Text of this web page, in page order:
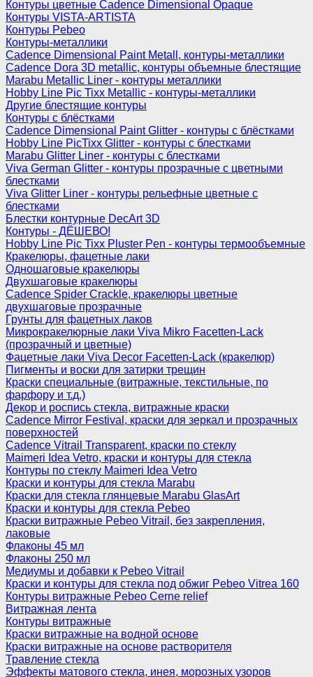
Контуры цветные Cadence Dimensional Opaque
Контуры VISTA-ARTISTA
Контуры Pebeo
Контуры-металлики
Cadence Dimensional Paint Metall, контуры-металлики
Cadence Dora 3D metallic, контуры объемные блестящие
Marabu Metallic Liner - контуры металлики
Hobby Line Pic Tixx Metallic - контуры-металлики
Другие блестящие контуры
Контуры с блёстками
Cadence Dimensional Paint Glitter - контуры с блёстками
Hobby Line PicTixx Glitter - контуры с блестками
Marabu Glitter Liner - контуры с блестками
Viva German Glitter - контуры прозрачные с цветными
блестками
Viva Glitter Liner - контуры рельефные цветные с
блестками
Блестки контурные DecArt 3D
Контуры - ДЁШЕВО!
Hobby Line Pic Tixx Pluster Pen - контуры термообъемные
Кракелюры, фацетные лаки
Одношаговые кракелюры
Двухшаговые кракелюры
Cadence Spider Crackle, кракелюры цветные
двухшаговые прозрачные
Грунты для фацетных лаков
Микрокракелюрные лаки Viva Mikro Facetten-Lack
(прозрачный и цветные)
Фацетные лаки Viva Decor Facetten-Lack (кракелюр)
Пигменты и воски для затирки трещин
Краски специальные (витражные, текстильные, по
фарфору и т.д.)
Декор и роспись стекла, витражные краски
Cadence Mirror Festival, краски для зеркал и прозрачных
поверхностей
Cadence Vitrail Transparent, краски по стеклу
Maimeri Idea Vetro, краски и контуры для стекла
Контуры по стеклу Maimeri Idea Vetro
Краски и контуры для стекла Marabu
Краски для стекла глянцевые Marabu GlasArt
Краски и контуры для стекла Pebeo
Краски витражные Pebeo Vitrail, без закрепления,
лаковые
Флаконы 45 мл
Флаконы 250 мл
Медиумы и добавки к Pebeo Vitrail
Краски и контуры для стекла под обжиг Pebeo Vitrea 160
Контуры витражные Pebeo Cerne relief
Витражная лента
Контуры витражные
Краски витражные на водной основе
Краски витражные на основе растворителя
Травление стекла
Эффекты матового стекла, инея, морозных узоров